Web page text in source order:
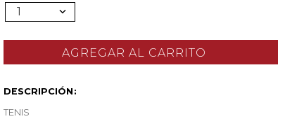
1
DESCRIPCIÓN
TENIS